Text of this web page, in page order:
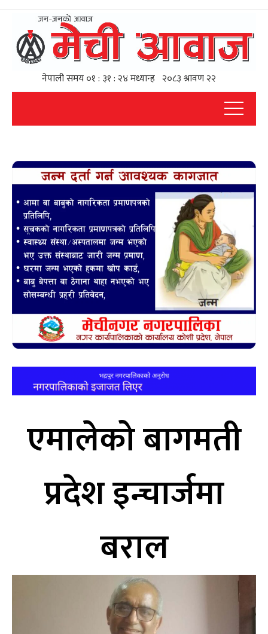
एमालेको बागमती
प्रदेश इन्चार्जमा
बराल